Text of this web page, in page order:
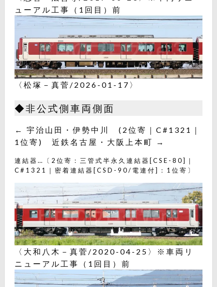
ューアル工事（1回目）前
〈松塚－真菅/2026-01-17〉
◆非公式側車両側面
← 宇治山田・伊勢中川 (2位寄｜C#1321｜
1位寄) 近鉄名古屋・大阪上本町 →
連結器…〔2位寄：三管式半永久連結器[CSE-80]｜
C#1321｜密着連結器[CSD-90/電連付]：1位寄〕
〈大和八木－真菅/2020-04-25〉※車両リ
ニューアル工事（1回目）前